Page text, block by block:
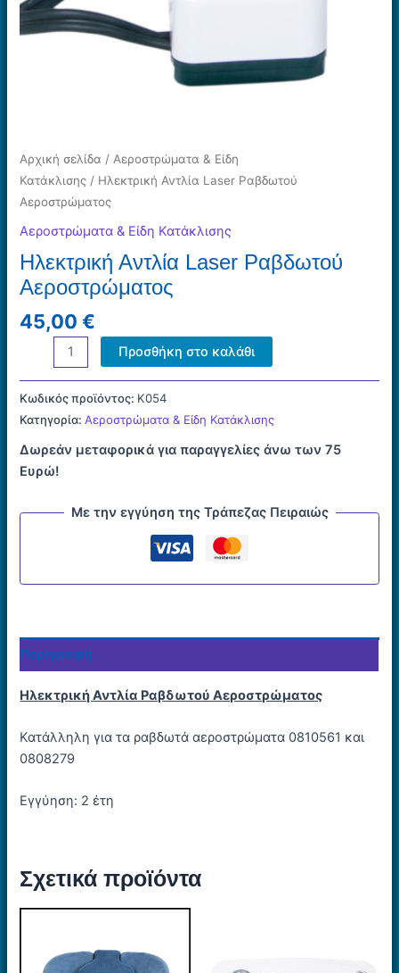
Αρχική σελίδα /Αεροστρώματα & Είδη
Κατάκλισης / Ηλεκτρική Αντλία Laser Ραβδωτού
Αεροστρώματος
Αεροστρώματα & Είδη Κατάκλισης
Ηλεκτρική Αντλία Laser Ραβδωτού
Αεροστρώματος
45,00€
Ηλεκτρική
Αντλία
Ραβδωτού
Αεροστρώματος
ποσότητα
Προσθήκη στο καλάθι
Κωδικός προϊόντος: Κ054
Κατηγορία:Αεροστρώματα & Είδη Κατάκλισης
Δωρεάν μεταφορικά για παραγγελίες άνω των 75
Ευρώ!
Με την εγγύηση της Τράπεζας Πειραιώς
Περιγραφή
Ηλεκτρική Αντλία Ραβδωτού Αεροστρώματος
Κατάλληλη για τα ραβδωτά αεροστρώματα 0810561 και
0808279
Εγγύηση: 2 έτη
Σχετικά προϊόντα